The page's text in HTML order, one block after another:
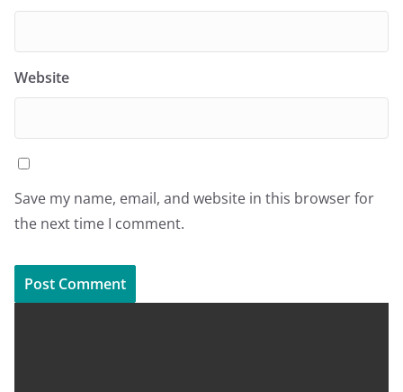
Website
Save my name, email, and website in this browser for
the next time I comment.